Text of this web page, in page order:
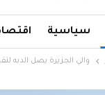
سياسية
والي الجزيرة يصل الدبه